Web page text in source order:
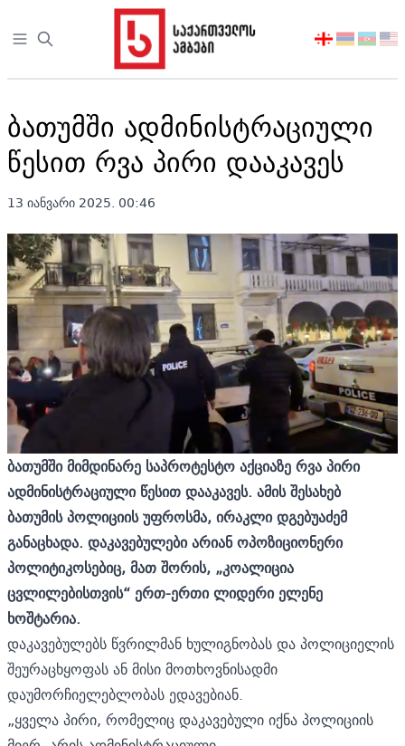
Open sidebar
აირჩიეთ
ბათუმში ადმინისტრაციული
წესით რვა პირი დააკავეს
13 იანვარი 2025. 00:46
ბათუმში მიმდინარე საპროტესტო აქციაზე რვა პირი
ადმინისტრაციული წესით დააკავეს. ამის შესახებ
ბათუმის პოლიციის უფროსმა, ირაკლი დგებუაძემ
განაცხადა. დაკავებულები არიან ოპოზიციონერი
პოლიტიკოსებიც, მათ შორის, „კოალიცია
ცვლილებისთვის“ ერთ-ერთი ლიდერი ელენე
ხოშტარია.
დაკავებულებს წვრილმან ხულიგნობას და პოლიციელის
შეურაცხყოფას ან მისი მოთხოვნისადმი
დაუმორჩიელებლობას ედავებიან.
„ყველა პირი, რომელიც დაკავებული იქნა პოლიციის